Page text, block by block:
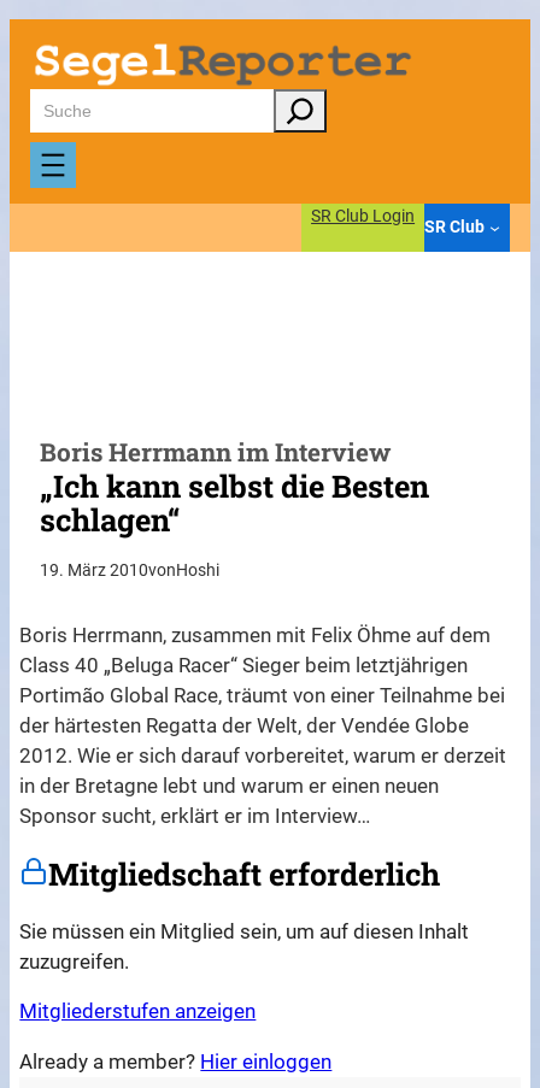
Zum
Inhalt
springen
Suchen
SR Club Login
SR Club
Boris Herrmann im Interview
„Ich kann selbst die Besten
schlagen“
19. März 2010vonHoshi
Boris Herrmann, zusammen mit Felix Öhme auf dem
Class 40 „Beluga Racer“ Sieger beim letztjährigen
Portimão Global Race, träumt von einer Teilnahme bei
der härtesten Regatta der Welt, der Vendée Globe
2012. Wie er sich darauf vorbereitet, warum er derzeit
in der Bretagne lebt und warum er einen neuen
Sponsor sucht, erklärt er im Interview…
Mitgliedschaft erforderlich
Sie müssen ein Mitglied sein, um auf diesen Inhalt
zuzugreifen.
Mitgliederstufen anzeigen
Already a member? Hier einloggen